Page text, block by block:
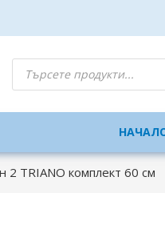
2 TRIANO комплект 60 см